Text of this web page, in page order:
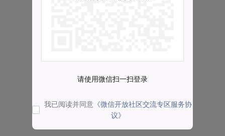
请使用微信扫一扫登录
我已阅读并同意 《微信开放社区交流专区服务协
议》